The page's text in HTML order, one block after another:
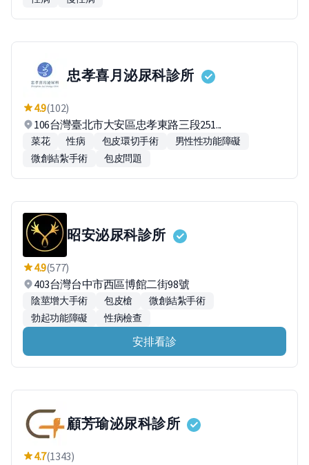
忠孝喜月泌尿科診所
4.9(102)
106台灣臺北市大安區忠孝東路三段251...
菜花 性病 包皮環切手術
男性性功能障礙
微創結紮手術
包皮問題
昭安泌尿科診所
4.9(577)
403台灣台中市西區博館二街98號
陰莖增大手術 包皮槍
微創結紮手術
勃起功能障礙
性病檢查
安排看診
顧芳瑜泌尿科診所
4.7(1343)